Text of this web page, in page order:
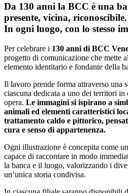
Da 130 anni la BCC è una
presente, vicina, riconoscibile.
In ogni luogo, con lo stesso
Per celebrare i 130 anni di BCC
progetto di comunicazione che mette
elemento identitario e fondante della
Il lavoro prende forma attraverso una
ciascuna dedicata a uno dei territori
opera. Le immagini si ispirano a
animali ed elementi caratteristici
trattamento caldo e pittorico,
cura e senso di appartenenza.
Ogni illustrazione è concepita come
capace di raccontare in modo
la banca e il luogo, valorizzando i
un’unica storia condivisa.